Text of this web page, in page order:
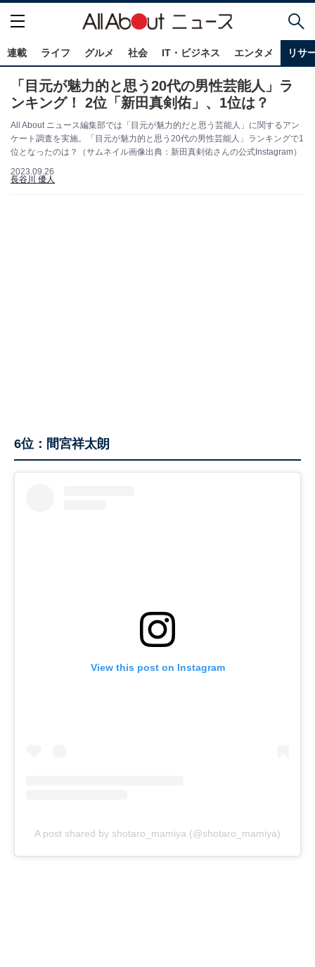
連載 ライフ グルメ 社会 IT・ビジネス エンタメ リサ
「目元が魅力的と思う20代の男性芸能人」ラ
ンキング！ 2位「新田真剣佑」、1位は？
All About ニュース編集部では「目元が魅力的だと思う芸能人」に関するアン
ケート調査を実施。「目元が魅力的と思う20代の男性芸能人」ランキングで1
位となったのは？（サムネイル画像出典：新田真剣佑さんの公式Instagram）
2023.09.26
長谷川 優人
6位：間宮祥太朗
View this post on Instagram
A post shared by shotaro_mamiya (@shotaro_mamiya)